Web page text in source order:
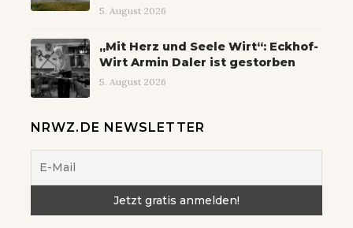
5. August 2026
„Mit Herz und Seele Wirt“: Eckhof-
Wirt Armin Daler ist gestorben
5. August 2026
NRWZ.DE NEWSLETTER